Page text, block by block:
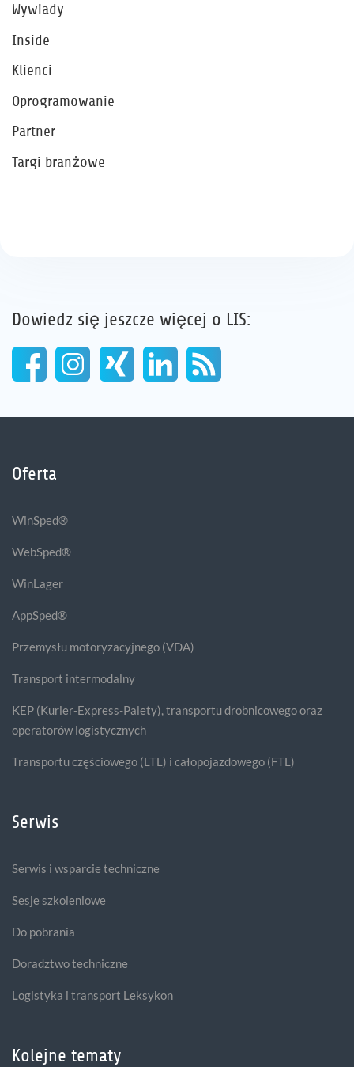
Wywiady
Inside
Klienci
Oprogramowanie
Partner
Targi branżowe
Dowiedz się jeszcze więcej o LIS:
Oferta
WinSped®
WebSped®
WinLager
AppSped®
Przemysłu motoryzacyjnego (VDA)
Transport intermodalny
KEP (Kurier-Express-Palety), transportu drobnicowego oraz
operatorów logistycznych
Transportu częściowego (LTL) i całopojazdowego (FTL)
Serwis
Serwis i wsparcie techniczne
Sesje szkoleniowe
Do pobrania
Doradztwo techniczne
Logistyka i transport Leksykon
Kolejne tematy